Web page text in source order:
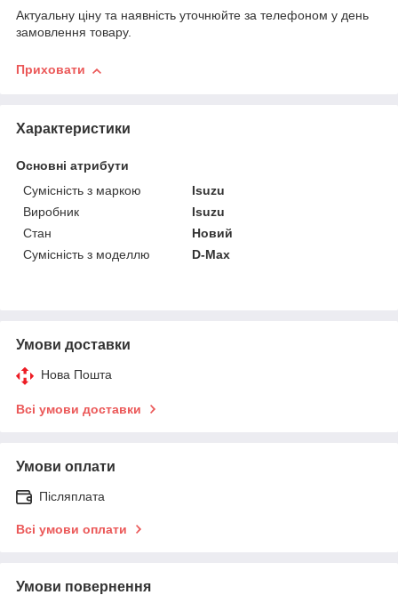
Актуальну ціну та наявність уточнюйте за телефоном у день
замовлення товару.
Приховати
Характеристики
Основні атрибути
Сумісність з маркою
Isuzu
Виробник
Isuzu
Стан
Новий
Сумісність з моделлю
D-Max
Умови доставки
Нова Пошта
Всі умови доставки
Умови оплати
Післяплата
Всі умови оплати
Умови повернення